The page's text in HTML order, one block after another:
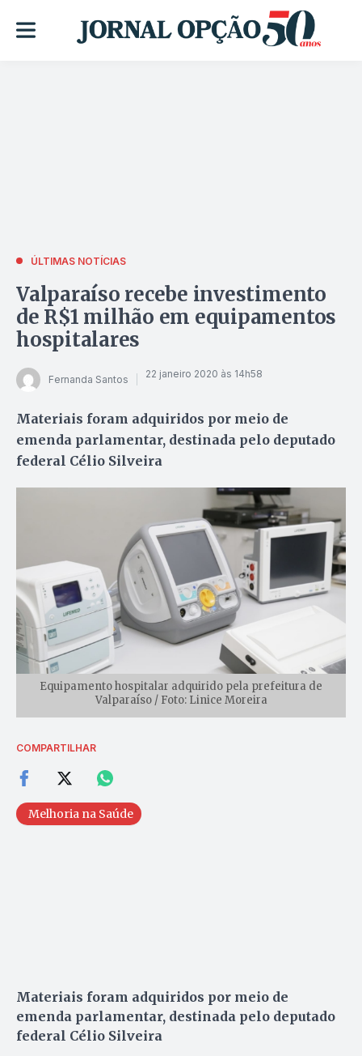
ÚLTIMAS NOTÍCIAS
Valparaíso recebe investimento
de R$1 milhão em equipamentos
hospitalares
Fernanda Santos 22 janeiro 2020 às 14h58
Materiais foram adquiridos por meio de
emenda parlamentar, destinada pelo deputado
federal Célio Silveira
Equipamento hospitalar adquirido pela prefeitura de
Valparaíso / Foto: Linice Moreira
COMPARTILHAR
Melhoria na Saúde
Materiais foram adquiridos por meio de
emenda parlamentar, destinada pelo deputado
federal Célio Silveira